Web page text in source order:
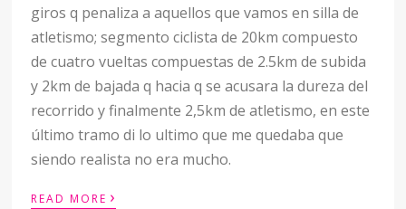
giros q penaliza a aquellos que vamos en silla de
atletismo; segmento ciclista de 20km compuesto
de cuatro vueltas compuestas de 2.5km de subida
y 2km de bajada q hacia q se acusara la dureza del
recorrido y finalmente 2,5km de atletismo, en este
último tramo di lo ultimo que me quedaba que
siendo realista no era mucho.
READ MORE ›